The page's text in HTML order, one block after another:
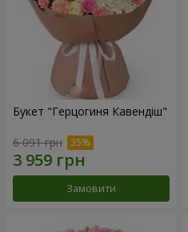
Букет "Герцогиня Кавендіш"
6 091 грн
Замовити